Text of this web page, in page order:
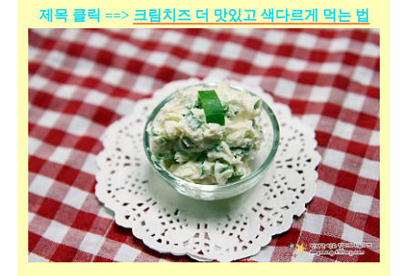
제목 클릭 ==> 크림치즈 더 맛있고 색다르게 먹는 법